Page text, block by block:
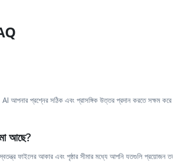
প্রশ্নের সঠিক এবং প্রাসঙ্গিক উত্তর প্রদান করতে সক্ষম করে
আছে?
ফাইলের আকার এবং পৃষ্ঠার সীমার মধ্যে আপনি যতগুলি প্রয়োজন